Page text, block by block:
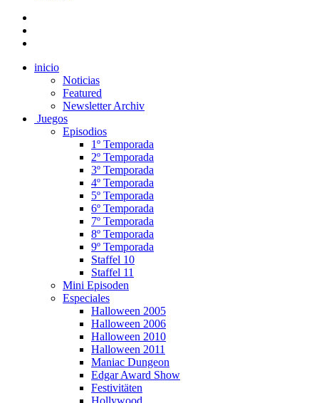
inicio
Noticias
Featured
Newsletter Archiv
Juegos
Episodios
1º Temporada
2º Temporada
3º Temporada
4º Temporada
5º Temporada
6º Temporada
7º Temporada
8º Temporada
9º Temporada
Staffel 10
Staffel 11
Mini Episoden
Especiales
Halloween 2005
Halloween 2006
Halloween 2010
Halloween 2011
Maniac Dungeon
Edgar Award Show
Festivitäten
Hollywood